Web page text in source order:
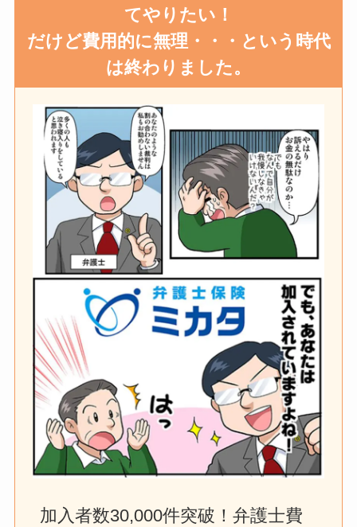
てやりたい！
だけど費用的に無理・・・という時代
は終わりました。
加入者数30,000件突破！弁護士費